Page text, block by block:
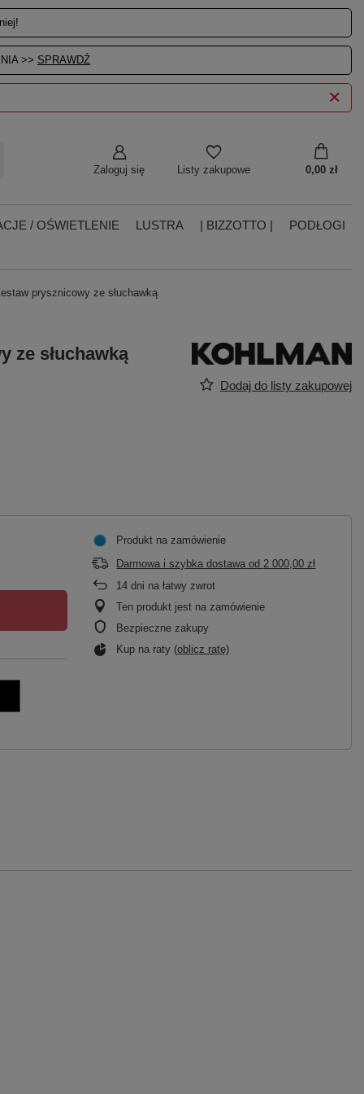
>> SPRAWDŹ
Zaloguj się Listy zakupowe 0,00 zł
/ OŚWIETLENIE LUSTRA | BIZZOTTO |
PODŁOGI
prysznicowy ze słuchawką
ze słuchawką
Dodaj do listy zakupowej
Produkt na zamówienie
Darmowa i szybka dostawa od 2 000,00 zł
14 dni na łatwy zwrot
Ten produkt jest na zamówienie
Bezpieczne zakupy
Kup na raty (oblicz ratę)